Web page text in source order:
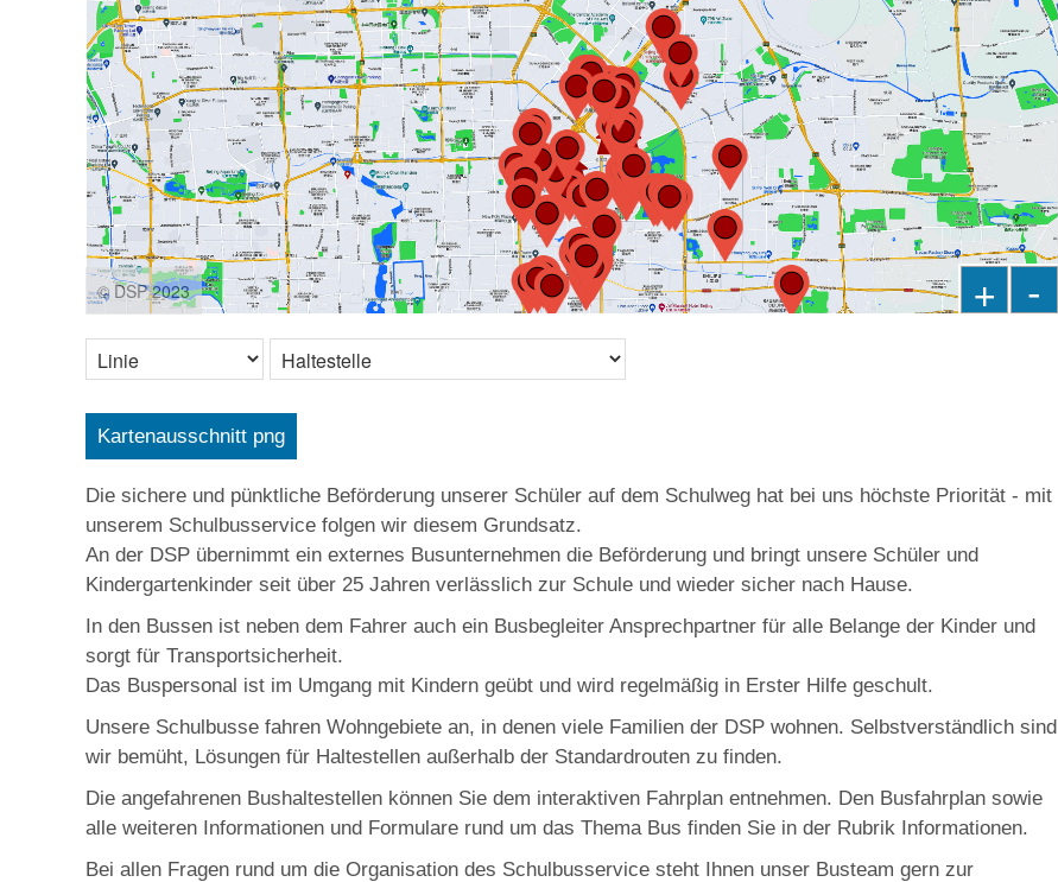
+ -
© DSP 2023
Kartenausschnitt png
Die sichere und pünktliche Beförderung unserer Schüler auf dem Schulweg hat bei uns höchste Priorität - mit
unserem Schulbusservice folgen wir diesem Grundsatz.
An der DSP übernimmt ein externes Busunternehmen die Beförderung und bringt unsere Schüler und
Kindergartenkinder seit über 25 Jahren verlässlich zur Schule und wieder sicher nach Hause.
In den Bussen ist neben dem Fahrer auch ein Busbegleiter Ansprechpartner für alle Belange der Kinder und
sorgt für Transportsicherheit.
Das Buspersonal ist im Umgang mit Kindern geübt und wird regelmäßig in Erster Hilfe geschult.
Unsere Schulbusse fahren Wohngebiete an, in denen viele Familien der DSP wohnen. Selbstverständlich sind
wir bemüht, Lösungen für Haltestellen außerhalb der Standardrouten zu finden.
Die angefahrenen Bushaltestellen können Sie dem interaktiven Fahrplan entnehmen. Den Busfahrplan sowie
alle weiteren Informationen und Formulare rund um das Thema Bus finden Sie in der Rubrik Informationen.
Bei allen Fragen rund um die Organisation des Schulbusservice steht Ihnen unser Busteam gern zur